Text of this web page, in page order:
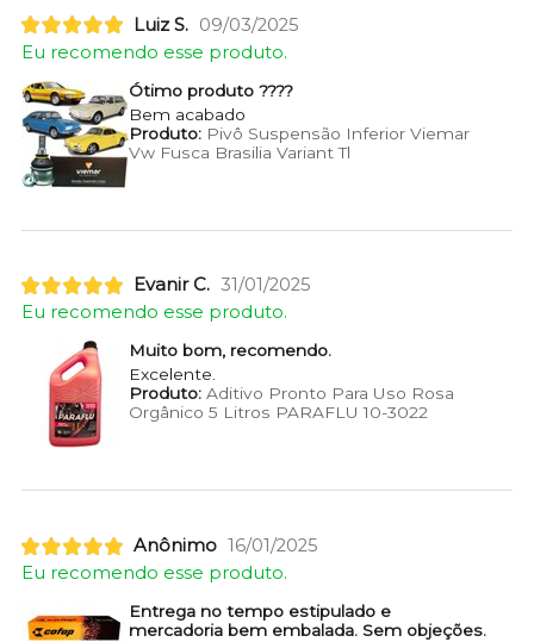
Luiz S. 09/03/2025
Eu recomendo esse produto.
Ótimo produto ????
Bem acabado
Produto:Pivô Suspensão Inferior Viemar
Vw Fusca Brasilia Variant Tl
Evanir C. 31/01/2025
Eu recomendo esse produto.
Muito bom, recomendo.
Excelente.
Produto:Aditivo Pronto Para Uso Rosa
Orgânico 5 Litros PARAFLU 10-3022
Anônimo 16/01/2025
Eu recomendo esse produto.
Entrega no tempo estipulado e
mercadoria bem embalada. Sem objeções.